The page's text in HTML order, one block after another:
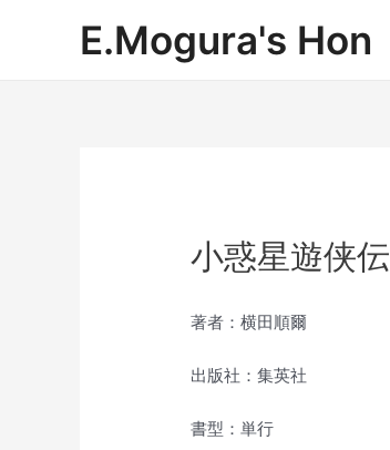
E.Mogura's Hon
小惑星遊侠伝
著者：横田順爾
出版社：集英社
書型：単行